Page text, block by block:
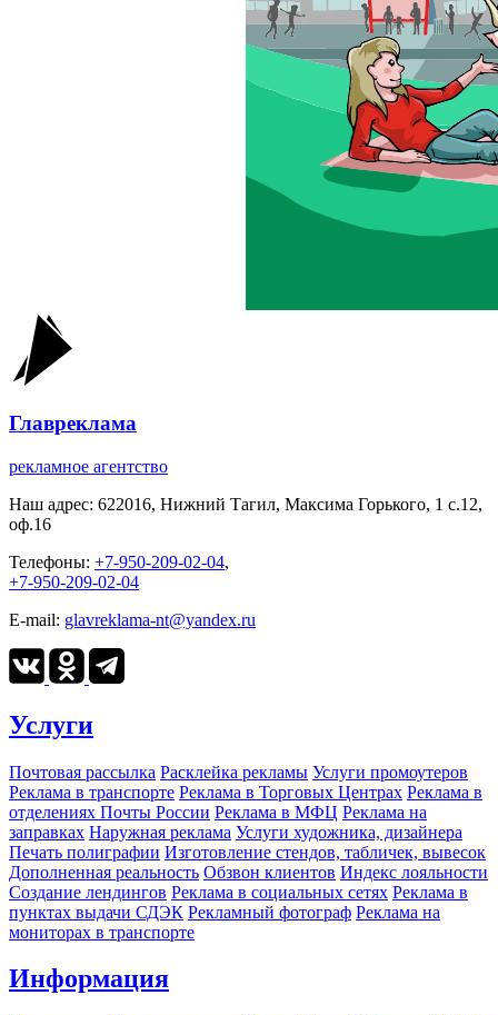
Главреклама
рекламное агентство
Наш адрес: 622016, Нижний Тагил, Максима Горького, 1 c.12,
оф.16
Телефоны: +7-950-209-02-04,
+7-950-209-02-04
E-mail: glavreklama-nt@yandex.ru
Услуги
Почтовая рассылка Расклейка рекламы Услуги промоутеров
Реклама в транспорте Реклама в Торговых Центрах Реклама в
отделениях Почты России Реклама в МФЦ Реклама на
заправках Наружная реклама Услуги художника, дизайнера
Печать полиграфии Изготовление стендов, табличек, вывесок
Дополненная реальность Обзвон клиентов Индекс лояльности
Создание лендингов Реклама в социальных сетях Реклама в
пунктах выдачи СДЭК Рекламный фотограф Реклама на
мониторах в транспорте
Информация